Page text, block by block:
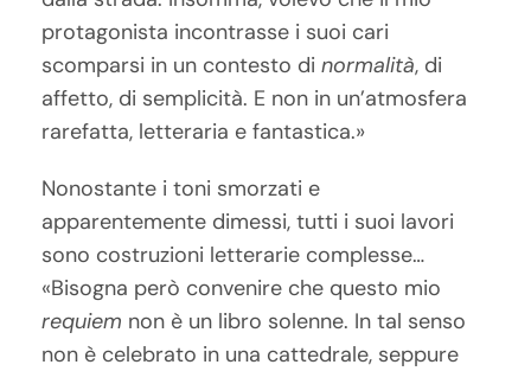
protagonista incontrasse i suoi cari
scomparsi in un contesto dinormalità, di
affetto, di semplicità. E non in un’atmosfera
rarefatta, letteraria e fantastica.»
Nonostante i toni smorzati e
apparentemente dimessi, tutti i suoi lavori
sono costruzioni letterarie complesse…
«Bisogna però convenire che questo mio
requiem non è un libro solenne. In tal senso
non è celebrato in una cattedrale, seppure